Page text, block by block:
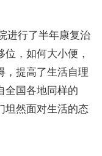
行了半年康复治
，如何大小便，
，提高了生活自理
全国各地同样的
坦然面对生活的态